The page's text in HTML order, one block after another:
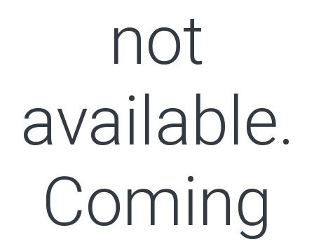
not
available.
Coming